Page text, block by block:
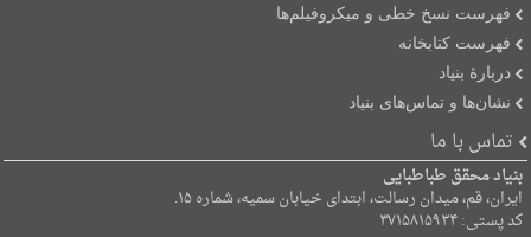
فهرست نسخ خطی و میکروفیلم‌ها
فهرست کتابخانه
دربارۀ بنیاد
نشان‌ها و تماس‌های بنیاد
تماس با ما
بنیاد محقق طباطبایی
ایران، قم، میدان رسالت، ابتدای خیابان سمیه، شماره ۱۵.
کد پستی: ۳۷۱۵۸۱۵۹۳۴